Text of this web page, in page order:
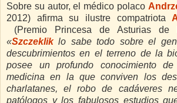
Sobre su autor, el médico polaco
2012) afirma su ilustre compatriota
(Premio Princesa de Asturias de
«Szczeklik lo sabe todo sobre el
descubrimientos en el terreno de la
posee un profundo conocimiento
medicina en la que conviven los
charlatanes, el robo de cadáveres
patólogos y los fabulosos estudios